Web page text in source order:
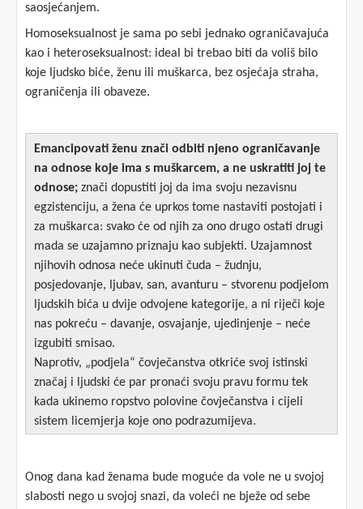
saosjećanjem.
Homoseksualnost je sama po sebi jednako ograničavajuća
kao i heteroseksualnost: ideal bi trebao biti da voliš bilo
koje ljudsko biće, ženu ili muškarca, bez osjećaja straha,
ograničenja ili obaveze.
Emancipovati ženu znači odbiti njeno ograničavanje
na odnose koje ima s muškarcem, a ne uskratiti joj te
odnose; znači dopustiti joj da ima svoju nezavisnu
egzistenciju, a žena će uprkos tome nastaviti postojati i
za muškarca: svako će od njih za ono drugo ostati drugi
mada se uzajamno priznaju kao subjekti. Uzajamnost
njihovih odnosa neće ukinuti čuda – žudnju,
posjedovanje, ljubav, san, avanturu – stvorenu podjelom
ljudskih bića u dvije odvojene kategorije, a ni riječi koje
nas pokreću – davanje, osvajanje, ujedinjenje – neće
izgubiti smisao.
Naprotiv, „podjela“ čovječanstva otkriće svoj istinski
značaj i ljudski će par pronaći svoju pravu formu tek
kada ukinemo ropstvo polovine čovječanstva i cijeli
sistem licemjerja koje ono podrazumijeva.
Onog dana kad ženama bude moguće da vole ne u svojoj
slabosti nego u svojoj snazi, da voleći ne bježe od sebe